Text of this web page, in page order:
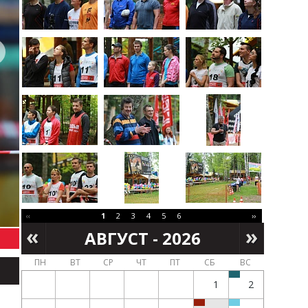
‹‹ ››
1 2 3 4 5 6
АВГУСТ - 2026
ПН ВТ СР ЧТ ПТ СБ ВС
1 2